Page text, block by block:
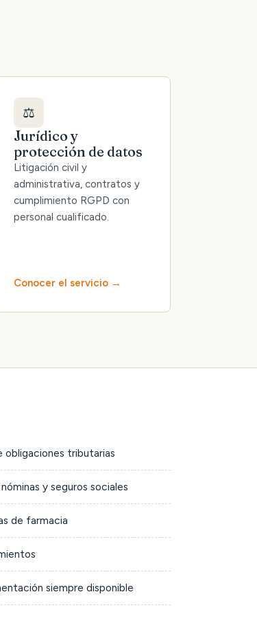
⚖️
Jurídico y
protección de datos
Litigación civil y
administrativa, contratos y
cumplimiento RGPD con
personal cualificado.
Conocer el servicio
obligaciones tributarias
y seguros sociales
de farmacia
siempre disponible